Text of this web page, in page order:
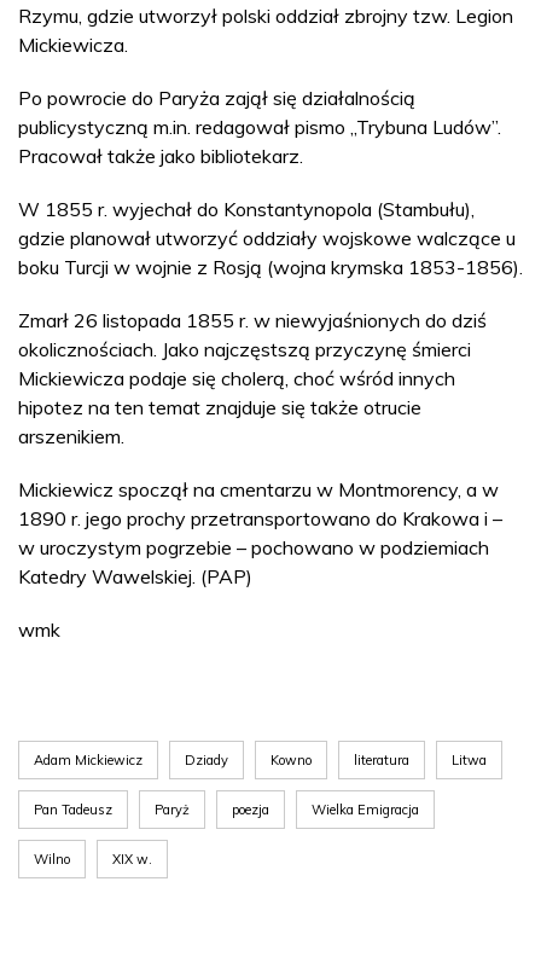
Rzymu, gdzie utworzył polski oddział zbrojny tzw. Legion
Mickiewicza.
Po powrocie do Paryża zajął się działalnością
publicystyczną m.in. redagował pismo „Trybuna Ludów”.
Pracował także jako bibliotekarz.
W 1855 r. wyjechał do Konstantynopola (Stambułu),
gdzie planował utworzyć oddziały wojskowe walczące u
boku Turcji w wojnie z Rosją (wojna krymska 1853-1856).
Zmarł 26 listopada 1855 r. w niewyjaśnionych do dziś
okolicznościach. Jako najczęstszą przyczynę śmierci
Mickiewicza podaje się cholerą, choć wśród innych
hipotez na ten temat znajduje się także otrucie
arszenikiem.
Mickiewicz spoczął na cmentarzu w Montmorency, a w
1890 r. jego prochy przetransportowano do Krakowa i –
w uroczystym pogrzebie – pochowano w podziemiach
Katedry Wawelskiej. (PAP)
wmk
Adam Mickiewicz Dziady Kowno literatura Litwa
Pan Tadeusz Paryż poezja Wielka Emigracja
Wilno XIX w.